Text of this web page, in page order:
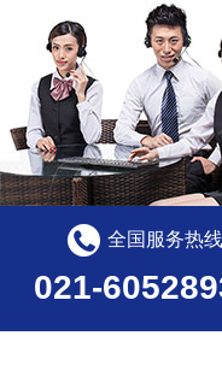
全国服务热线
021-